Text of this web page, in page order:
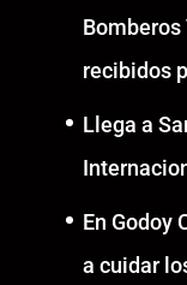
recibidos
Llega a
En Godoy
a cuidar